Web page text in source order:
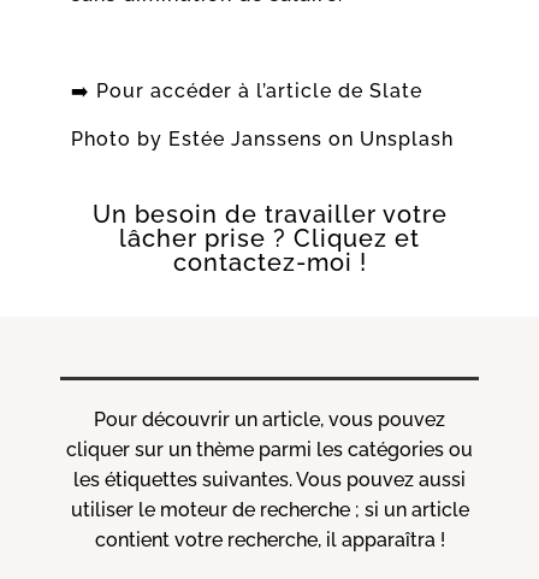
➡️ Pour accéder à l’article de Slate
Photo by Estée Janssens on Unsplash
Un besoin de travailler votre
lâcher prise ? Cliquez et
contactez-moi !
Pour découvrir un article, vous pouvez
cliquer sur un thème parmi les catégories ou
les étiquettes suivantes. Vous pouvez aussi
utiliser le moteur de recherche ; si un article
contient votre recherche, il apparaîtra !